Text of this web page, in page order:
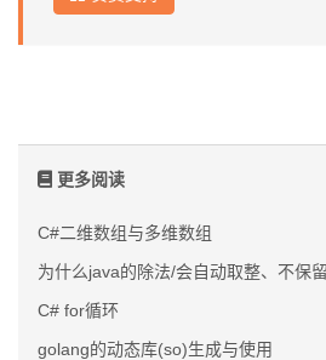
更多阅读
C#二维数组与多维数组
为什么java的除法/会自动取整、不保留
C# for循环
golang的动态库(so)生成与使用